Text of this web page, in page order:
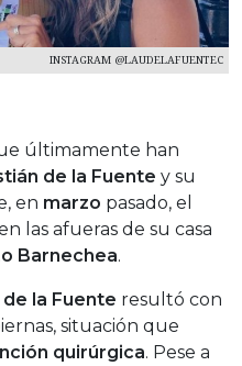
INSTAGRAM @LAUDELAFUENTEC
últimamente han
de la Fuente y su
en marzo pasado, el
las afueras de su casa
Barnechea.
de la Fuente resultó con
situación que
quirúrgica. Pese a